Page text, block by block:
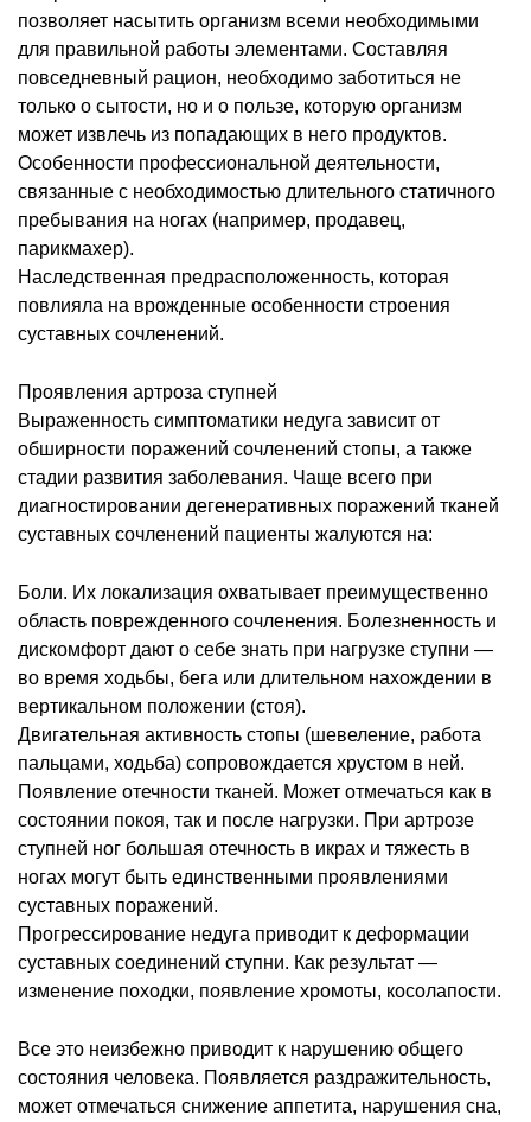
позволяет насытить организм всеми необходимыми
для правильной работы элементами. Составляя
повседневный рацион, необходимо заботиться не
только о сытости, но и о пользе, которую организм
может извлечь из попадающих в него продуктов.
Особенности профессиональной деятельности,
связанные с необходимостью длительного статичного
пребывания на ногах (например, продавец,
парикмахер).
Наследственная предрасположенность, которая
повлияла на врожденные особенности строения
суставных сочленений.
Проявления артроза ступней
Выраженность симптоматики недуга зависит от
обширности поражений сочленений стопы, а также
стадии развития заболевания. Чаще всего при
диагностировании дегенеративных поражений тканей
суставных сочленений пациенты жалуются на:
Боли. Их локализация охватывает преимущественно
область поврежденного сочленения. Болезненность и
дискомфорт дают о себе знать при нагрузке ступни —
во время ходьбы, бега или длительном нахождении в
вертикальном положении (стоя).
Двигательная активность стопы (шевеление, работа
пальцами, ходьба) сопровождается хрустом в ней.
Появление отечности тканей. Может отмечаться как в
состоянии покоя, так и после нагрузки. При артрозе
ступней ног большая отечность в икрах и тяжесть в
ногах могут быть единственными проявлениями
суставных поражений.
Прогрессирование недуга приводит к деформации
суставных соединений ступни. Как результат —
изменение походки, появление хромоты, косолапости.
Все это неизбежно приводит к нарушению общего
состояния человека. Появляется раздражительность,
может отмечаться снижение аппетита, нарушения сна,